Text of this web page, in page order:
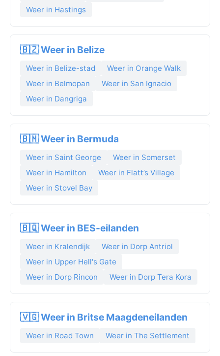
Weer in Hastings
🇧🇿 Weer in Belize
Weer in Belize-stad
Weer in Orange Walk
Weer in Belmopan
Weer in San Ignacio
Weer in Dangriga
🇧🇲 Weer in Bermuda
Weer in Saint George
Weer in Somerset
Weer in Hamilton
Weer in Flatt’s Village
Weer in Stovel Bay
🇧🇶 Weer in BES-eilanden
Weer in Kralendijk
Weer in Dorp Antriol
Weer in Upper Hell's Gate
Weer in Dorp Rincon
Weer in Dorp Tera Kora
🇻🇬 Weer in Britse Maagdeneilanden
Weer in Road Town Weer in The Settlement